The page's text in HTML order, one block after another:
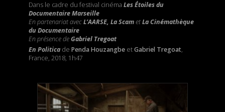
Dans le cadre du festival cinéma Les Étoiles du
Documentaire Marseille
En partenariat avecL’AARSE, La ScametLa Cinémathèque
du Documentaire
En présence deGabriel Tregoat
En Politica de Penda Houzangbe etGabriel Tregoat,
France, 2018, 1h47